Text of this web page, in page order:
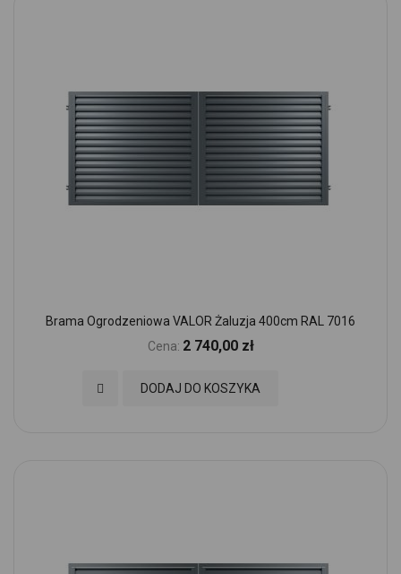
Brama Ogrodzeniowa VALOR Żaluzja 400cm RAL 7016
Cena: 2 740,00 zł
DODAJ DO KOSZYKA
Dodaj do Ulubionych